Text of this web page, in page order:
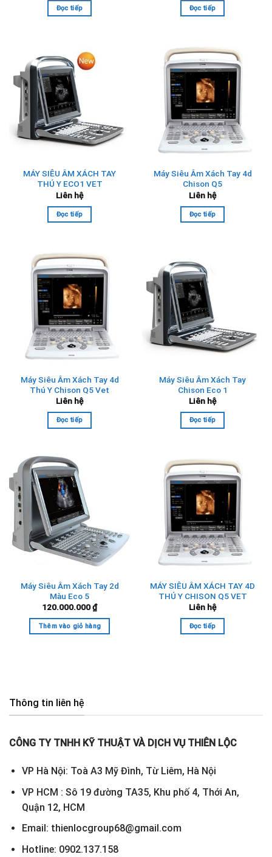
Đọc tiếp Đọc tiếp
MÁY SIÊU ÂM XÁCH TAY
THÚ Y ECO1 VET
Liên hệ
Đọc tiếp
Máy Siêu Âm Xách Tay 4d
Chison Q5
Liên hệ
Đọc tiếp
Máy Siêu Âm Xách Tay 4d
Thú Y Chison Q5 Vet
Liên hệ
Đọc tiếp
Máy Siêu Âm Xách Tay
Chison Eco 1
Liên hệ
Đọc tiếp
Máy Siêu Âm Xách Tay 2d
Màu Eco 5
120.000.000₫
Thêm vào giỏ hàng
MÁY SIÊU ÂM XÁCH TAY 4D
THÚ Y CHISON Q5 VET
Liên hệ
Đọc tiếp
Thông tin liên hệ
CÔNG TY TNHH KỸ THUẬT VÀ DỊCH VỤ THIÊN LỘC
VP Hà Nội: Toà A3 Mỹ Đình, Từ Liêm, Hà Nội
VP HCM : Sô 19 đường TA35, Khu phố 4, Thới An,
Quận 12, HCM
Email: thienlocgroup68@gmail.com
Hotline: 0902.137.158